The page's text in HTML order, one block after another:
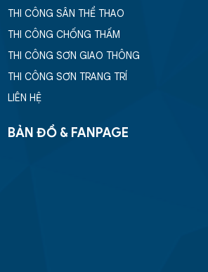
THI CÔNG SÂN THỂ THAO
THI CÔNG CHỐNG THẤM
THI CÔNG SƠN GIAO THÔNG
THI CÔNG SƠN TRANG TRÍ
LIÊN HỆ
BẢN ĐỒ & FANPAGE